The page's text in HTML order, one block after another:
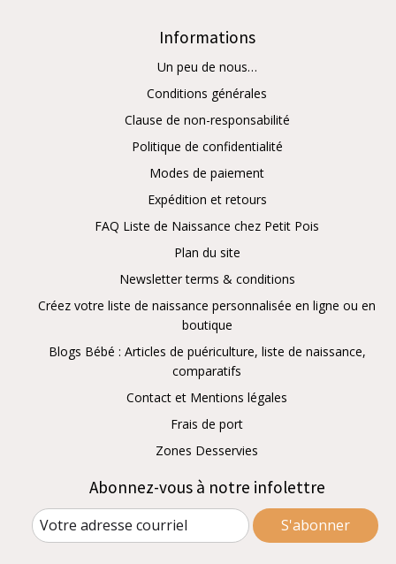
Informations
Un peu de nous…
Conditions générales
Clause de non-responsabilité
Politique de confidentialité
Modes de paiement
Expédition et retours
FAQ Liste de Naissance chez Petit Pois
Plan du site
Newsletter terms & conditions
Créez votre liste de naissance personnalisée en ligne ou en
boutique
Blogs Bébé : Articles de puériculture, liste de naissance,
comparatifs
Contact et Mentions légales
Frais de port
Zones Desservies
Abonnez-vous à notre infolettre
S'abonner